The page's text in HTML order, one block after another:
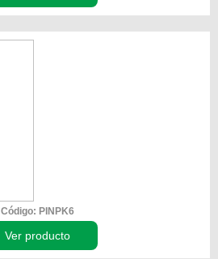
Código: PINPK6
Ver producto